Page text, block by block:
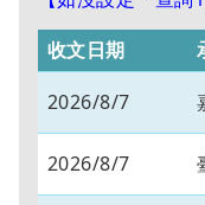
收文日期
2026/8/7
2026/8/7